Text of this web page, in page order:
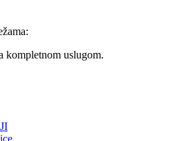
kompletnom uslugom.